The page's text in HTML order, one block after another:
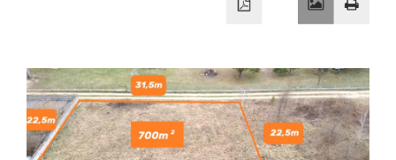
firmie
Oferty